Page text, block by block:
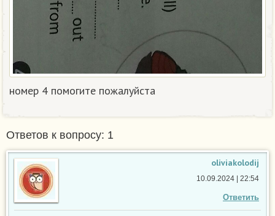
номер 4 помогите пожалуйста
Ответов к вопросу: 1
oliviakolodij
Ответить
10.09.2024 | 22:54